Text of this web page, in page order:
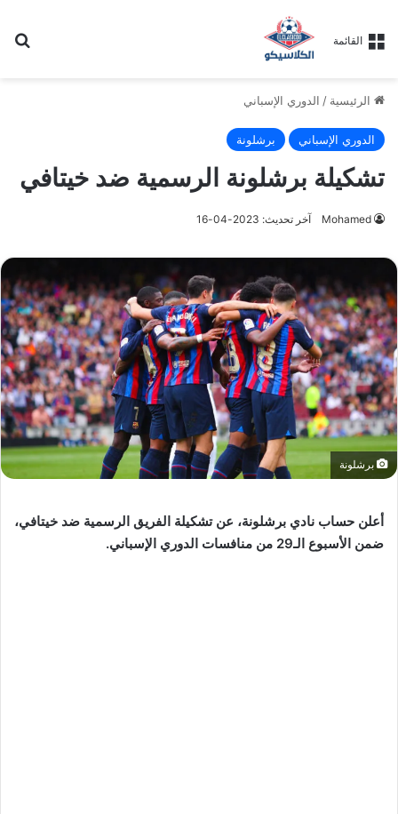
القائمة
الرئيسية / الدوري الإسباني
الدوري الإسباني برشلونة
تشكيلة برشلونة الرسمية ضد خيتافي
Mohamed آخر تحديث: 2023-04-16
برشلونة
أعلن حساب نادي برشلونة، عن تشكيلة الفريق الرسمية ضد خيتافي،
ضمن الأسبوع الـ29 من منافسات الدوري الإسباني.